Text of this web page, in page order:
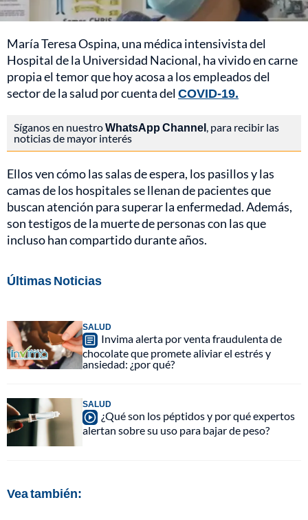
María Teresa Ospina, una médica intensivista del
Hospital de la Universidad Nacional, ha vivido en carne
propia el temor que hoy acosa a los empleados del
sector de la salud por cuenta delCOVID-19.
Síganos en nuestroWhatsApp Channel , para recibir las
noticias de mayor interés
Ellos ven cómo las salas de espera, los pasillos y las
camas de los hospitales se llenan de pacientes que
buscan atención para superar la enfermedad. Además,
son testigos de la muerte de personas con las que
incluso han compartido durante años.
Últimas Noticias
SALUD
Invima alerta por venta fraudulenta de
chocolate que promete aliviar el estrés y
ansiedad: ¿por qué?
SALUD
¿Qué son los péptidos y por qué expertos
alertan sobre su uso para bajar de peso?
Vea también: